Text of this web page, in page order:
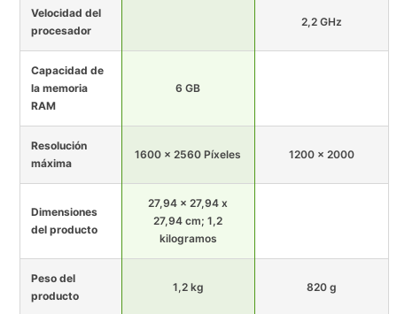
Velocidad del
procesador
2,2 GHz
Capacidad de
la memoria
RAM
6 GB
Resolución
máxima
1600 x 2560 Píxeles 1200 x 2000
Dimensiones
del producto
27,94 x 27,94 x
27,94 cm; 1,2
kilogramos
Peso del
producto
1,2 kg 820 g